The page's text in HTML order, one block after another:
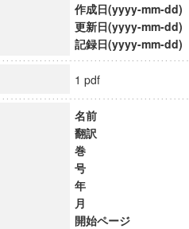
作成日(yyyy-mm-dd)
更新日(yyyy-mm-dd)
記録日(yyyy-mm-dd)
1 pdf
名前
翻訳
巻
号
年
月
開始ページ